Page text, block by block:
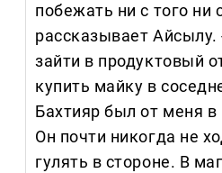
побежать ни с того ни
рассказывает
зайти в продуктовый
купить майку в
Бахтияр был от меня
Он почти никогда не
гулять в стороне. В